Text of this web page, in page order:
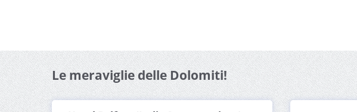
Le meraviglie delle Dolomiti!